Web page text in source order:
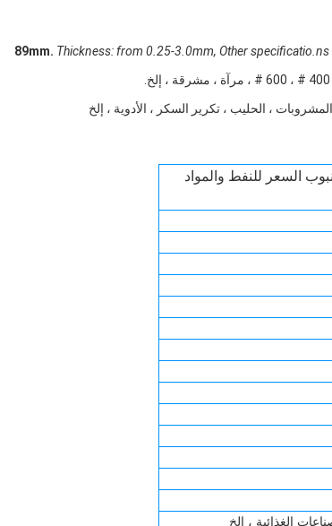
Thickness: from 0.25-3.0mm, Other
السعر للنفط والمواد
الغذائية ، إلخ